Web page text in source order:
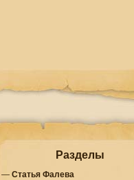
Разделы
— Статья Фалева